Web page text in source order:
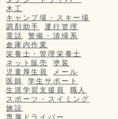
木工
キャンプ場・スキー場
調剤助手
運行管理
電話
警備・清掃系
倉庫内作業
栄養士・管理栄養士
ネット販売
塗装
児童厚生員
メール
医師
学生サポート
生涯学習支援員
職人
スポーツ・スイミング
施設
専属ドライバー